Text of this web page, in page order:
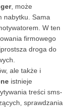
, może
nabytku. Sama
W ten
firmowego
droga do
ale także i
istnieje
treści sms-
sprawdzania